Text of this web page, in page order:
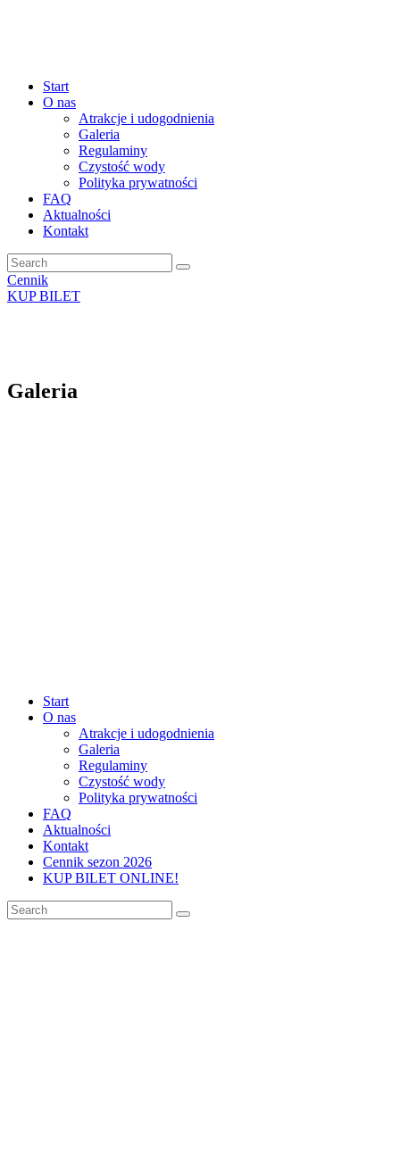
Start
O nas
Atrakcje i udogodnienia
Galeria
Regulaminy
Czystość wody
Polityka prywatności
FAQ
Aktualności
Kontakt
Cennik
KUP BILET
Galeria
Start
O nas
Atrakcje i udogodnienia
Galeria
Regulaminy
Czystość wody
Polityka prywatności
FAQ
Aktualności
Kontakt
Cennik sezon 2026
KUP BILET ONLINE!